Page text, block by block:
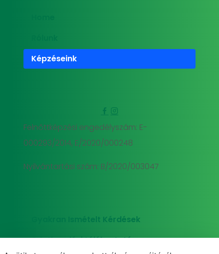
Képzéseink
Felnőttképzési engedélyszám: E-
000293/2014, E/2020/000248
Nyilvántartási szám: B/2020/003047
Gyakran Ismételt Kérdések
Adatkezelési tájékoztató